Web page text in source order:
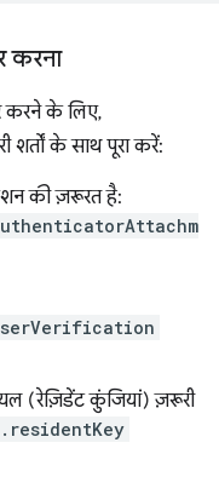
करना
करने के लिए,
शर्तों के साथ पूरा करें:
की ज़रूरत है:
(रेज़िडेंट कुंजियां) ज़रूरी